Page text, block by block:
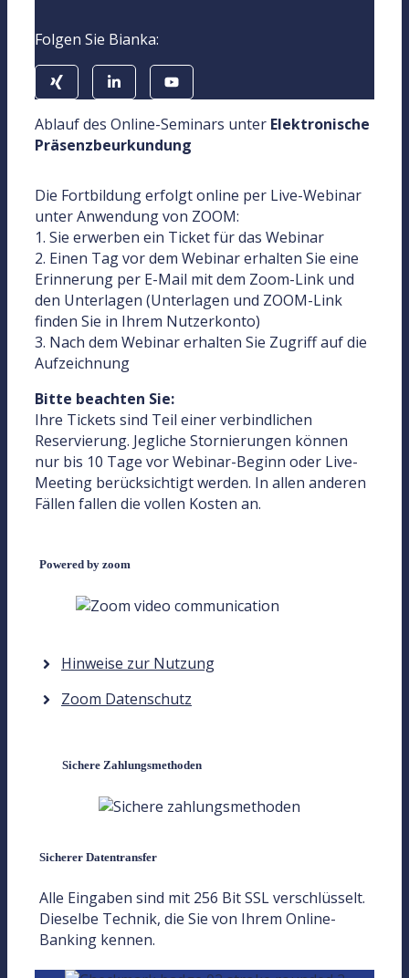
Folgen Sie Bianka:
Ablauf des Online-Seminars unter Elektronische
Präsenzbeurkundung
Die Fortbildung erfolgt online per Live-Webinar
unter Anwendung von ZOOM:
1. Sie erwerben ein Ticket für das Webinar
2. Einen Tag vor dem Webinar erhalten Sie eine
Erinnerung per E-Mail mit dem Zoom-Link und
den Unterlagen (Unterlagen und ZOOM-Link
finden Sie in Ihrem Nutzerkonto)
3. Nach dem Webinar erhalten Sie Zugriff auf die
Aufzeichnung
Bitte beachten Sie:
Ihre Tickets sind Teil einer verbindlichen
Reservierung. Jegliche Stornierungen können
nur bis 10 Tage vor Webinar-Beginn oder Live-
Meeting berücksichtigt werden. In allen anderen
Fällen fallen die vollen Kosten an.
Powered by zoom
Hinweise zur Nutzung
Zoom Datenschutz
Sichere Zahlungsmethoden
Sicherer Datentransfer
Alle Eingaben sind mit 256 Bit SSL verschlüsselt.
Dieselbe Technik, die Sie von Ihrem Online-
Banking kennen.